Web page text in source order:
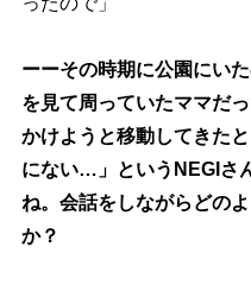
ーーその時期に公園にい
を見て周っていたママだ
かけようと移動してきた
にない…」というNEGIさ
ね。会話をしながらどの
か？